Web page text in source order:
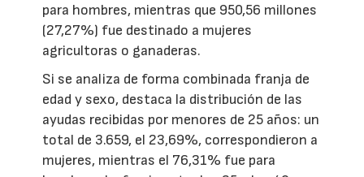
para hombres, mientras que 950,56 millones
(27,27%) fue destinado a mujeres
agricultoras o ganaderas.
Si se analiza de forma combinada franja de
edad y sexo, destaca la distribución de las
ayudas recibidas por menores de 25 años: un
total de 3.659, el 23,69%, correspondieron a
mujeres, mientras el 76,31% fue para